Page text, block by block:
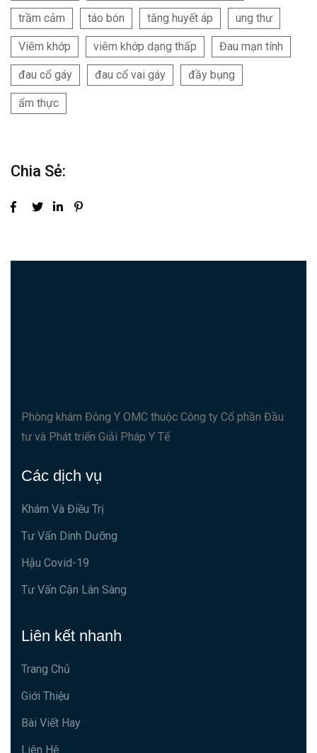
trầm cảm táo bón tăng huyết áp ung thư
Viêm khớp viêm khớp dạng thấp Đau mạn tính
đau cổ gáy đau cổ vai gáy đầy bụng
ẩm thực
Chia Sẻ:
Phòng khám Đông Y OMC thuộc Công ty Cổ phần Đầu
tư và Phát triển Giải Pháp Y Tế
Các dịch vụ
Khám Và Điều Trị
Tư Vấn Dinh Dưỡng
Hậu Covid-19
Tư Vấn Cận Lân Sàng
Liên kết nhanh
Trang Chủ
Giới Thiệu
Bài Viết Hay
Liên Hệ